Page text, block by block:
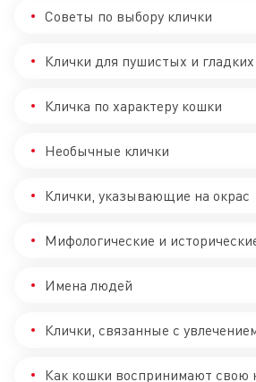
Советы по выбору клички
Клички для пушистых и
Кличка по характеру кошки
Необычные клички
Клички, указывающие на окрас
Мифологические и
Имена людей
Клички, связанные с
Как кошки воспринимают свою